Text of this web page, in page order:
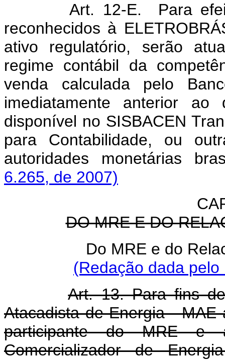
Art. 12-E. Para
reconhecidos à
ativo regulatório, serão
regime contábil da
venda calculada pelo
imediatamente anterior
disponível no SISBACEN
para Contabilidade, ou
autoridades monetárias
6.265, de 2007)
DO MRE E DO
Do MRE e do
(Redação dada
Art. 13. Para fins
Atacadista de Energia -
participante do MRE e
Comercializador de